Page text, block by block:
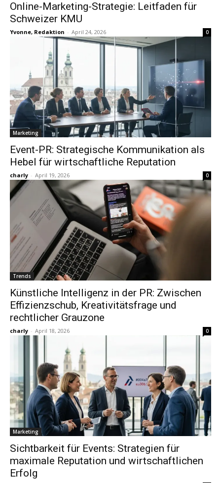
Online-Marketing-Strategie: Leitfaden für
Schweizer KMU
Yvonne, Redaktion - April 24, 2026 0
Marketing
Event-PR: Strategische Kommunikation als
Hebel für wirtschaftliche Reputation
charly - April 19, 2026 0
Trends
Künstliche Intelligenz in der PR: Zwischen
Effizienzschub, Kreativitätsfrage und
rechtlicher Grauzone
charly - April 18, 2026 0
Marketing
Sichtbarkeit für Events: Strategien für
maximale Reputation und wirtschaftlichen
Erfolg